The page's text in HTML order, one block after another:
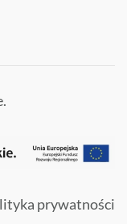
prywatności